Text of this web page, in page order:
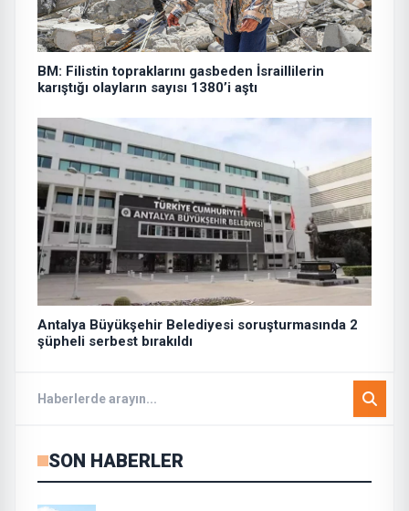
BM: Filistin topraklarını gasbeden İsraillilerin
karıştığı olayların sayısı 1380’i aştı
Antalya Büyükşehir Belediyesi soruşturmasında 2
şüpheli serbest bırakıldı
SON HABERLER